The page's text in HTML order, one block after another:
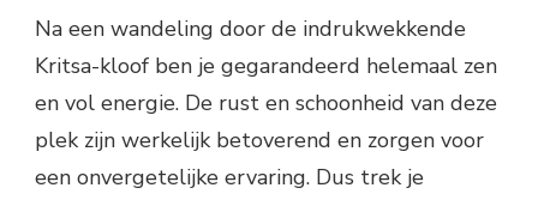
Na een wandeling door de indrukwekkende
Kritsa-kloof ben je gegarandeerd helemaal zen
en vol energie. De rust en schoonheid van deze
plek zijn werkelijk betoverend en zorgen voor
een onvergetelijke ervaring. Dus trek je